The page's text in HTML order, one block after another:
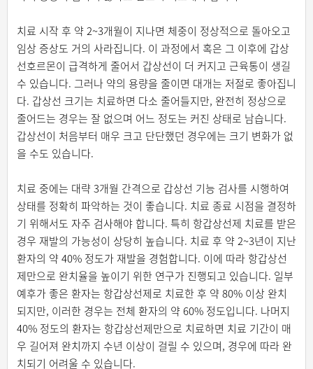
치료 시작 후 약 2~3개월이 지나면 체중이 정상적으로 돌아오고
임상 증상도 거의 사라집니다. 이 과정에서 혹은 그 이후에 갑상
선호르몬이 급격하게 줄어서 갑상선이 더 커지고 근육통이 생길
수 있습니다. 그러나 약의 용량을 줄이면 대개는 저절로 좋아집니
다. 갑상선 크기는 치료하면 다소 줄어들지만, 완전히 정상으로
줄어드는 경우는 잘 없으며 어느 정도는 커진 상태로 남습니다.
갑상선이 처음부터 매우 크고 단단했던 경우에는 크기 변화가 없
을 수도 있습니다.
치료 중에는 대략 3개월 간격으로 갑상선 기능 검사를 시행하여
상태를 정확히 파악하는 것이 좋습니다. 치료 종료 시점을 결정하
기 위해서도 자주 검사해야 합니다. 특히 항갑상선제 치료를 받은
경우 재발의 가능성이 상당히 높습니다. 치료 후 약 2~3년이 지난
환자의 약 40% 정도가 재발을 경험합니다. 이에 따라 항갑상선
제만으로 완치율을 높이기 위한 연구가 진행되고 있습니다. 일부
예후가 좋은 환자는 항갑상선제로 치료한 후 약 80% 이상 완치
되지만, 이러한 경우는 전체 환자의 약 60% 정도입니다. 나머지
40% 정도의 환자는 항갑상선제만으로 치료하면 치료 기간이 매
우 길어져 완치까지 수년 이상이 걸릴 수 있으며, 경우에 따라 완
치되기 어려울 수 있습니다.